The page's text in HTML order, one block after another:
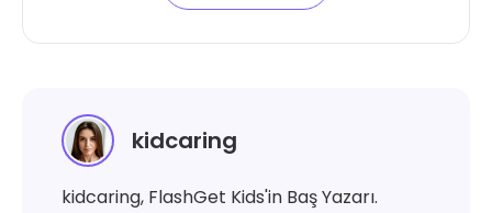
kidcaring
kidcaring, FlashGet Kids'in Baş Yazarı.